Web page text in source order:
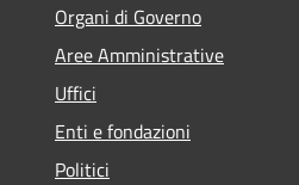
Organi di Governo
Aree Amministrative
Uffici
Enti e fondazioni
Politici